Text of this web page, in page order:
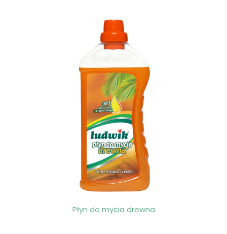
Płyn do mycia drewna